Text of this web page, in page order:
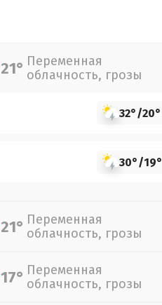
21° Переменная
облачность, грозы
32°/20°
30°/19°
21° Переменная
облачность, грозы
17° Переменная
облачность, грозы